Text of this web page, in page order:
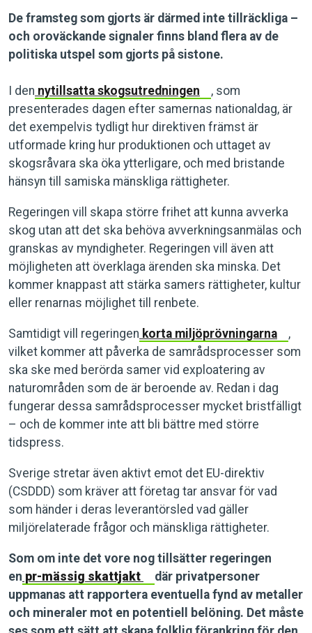
De framsteg som gjorts är därmed inte tillräckliga –
och oroväckande signaler finns bland flera av de
politiska utspel som gjorts på sistone.
I den nytillsatta skogsutredningen
, som
presenterades dagen efter samernas nationaldag, är
det exempelvis tydligt hur direktiven främst är
utformade kring hur produktionen och uttaget av
skogsråvara ska öka ytterligare, och med bristande
hänsyn till samiska mänskliga rättigheter.
Regeringen vill skapa större frihet att kunna avverka
skog utan att det ska behöva avverkningsanmälas och
granskas av myndigheter. Regeringen vill även att
möjligheten att överklaga ärenden ska minska. Det
kommer knappast att stärka samers rättigheter, kultur
eller renarnas möjlighet till renbete.
Samtidigt vill regeringen korta miljöprövningarna
,
vilket kommer att påverka de samrådsprocesser som
ska ske med berörda samer vid exploatering av
naturområden som de är beroende av. Redan i dag
fungerar dessa samrådsprocesser mycket bristfälligt
– och de kommer inte att bli bättre med större
tidspress.
Sverige stretar även aktivt emot det EU-direktiv
(CSDDD) som kräver att företag tar ansvar för vad
som händer i deras leverantörsled vad gäller
miljörelaterade frågor och mänskliga rättigheter.
Som om inte det vore nog tillsätter regeringen
en pr-mässig skattjakt
där privatpersoner
uppmanas att rapportera eventuella fynd av metaller
och mineraler mot en potentiell belöning. Det måste